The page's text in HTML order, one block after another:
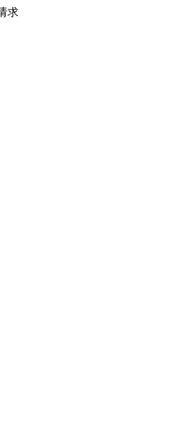
求